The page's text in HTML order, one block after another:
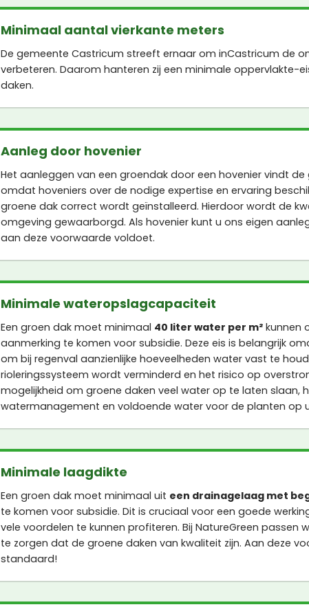
Minimaal aantal vierkante meters
De gemeente Castricum streeft ernaar om inCastricum de
verbeteren. Daarom hanteren zij een minimale oppervlakte-
daken.
Aanleg door hovenier
Het aanleggen van een groendak door een hovenier vindt
omdat hoveniers over de nodige expertise en ervaring
groene dak correct wordt geïnstalleerd. Hierdoor wordt de
omgeving gewaarborgd. Als hovenier kunt u ons eigen
aan deze voorwaarde voldoet.
Minimale wateropslagcapaciteit
Een groen dak moet minimaal 40 liter water per m² kunnen
aanmerking te komen voor subsidie. Deze eis is belangrijk
om bij regenval aanzienlijke hoeveelheden water vast te
rioleringssysteem wordt verminderd en het risico op
mogelijkheid om groene daken veel water op te laten slaan,
watermanagement en voldoende water voor de planten op
Minimale laagdikte
Een groen dak moet minimaal uit een drainagelaag met
te komen voor subsidie. Dit is cruciaal voor een goede
vele voordelen te kunnen profiteren. Bij NatureGreen
te zorgen dat de groene daken van kwaliteit zijn. Aan deze
standaard!